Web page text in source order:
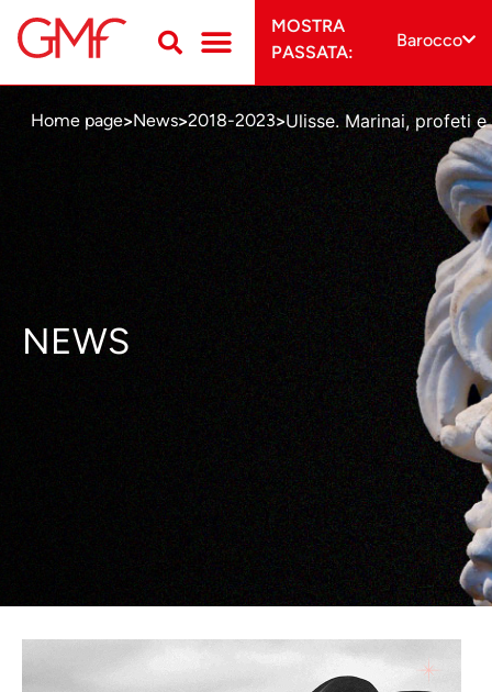
MOSTRA
PASSATA:
Barocco
Home page>News>2018-2023>Ulisse. Marinai, profeti e
NEWS